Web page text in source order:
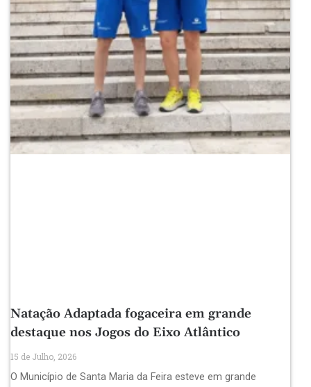
Natação Adaptada fogaceira em grande
destaque nos Jogos do Eixo Atlântico
15 de Julho, 2026
O Município de Santa Maria da Feira esteve em grande